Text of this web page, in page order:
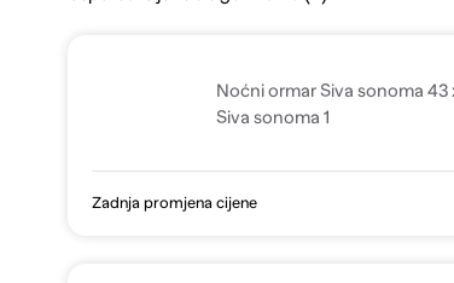
Noćni ormar Siva sonoma
Siva sonoma 1
Zadnja promjena cijene